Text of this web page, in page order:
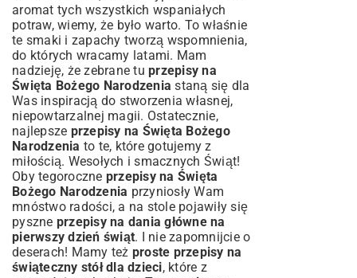
aromat tych wszystkich wspaniałych
potraw, wiemy, że było warto. To właśnie
te smaki i zapachy tworzą wspomnienia,
do których wracamy latami. Mam
nadzieję, że zebrane tu przepisy na
Święta Bożego Narodzenia staną się dla
Was inspiracją do stworzenia własnej,
niepowtarzalnej magii. Ostatecznie,
najlepsze przepisy na Święta Bożego
Narodzenia to te, które gotujemy z
miłością. Wesołych i smacznych Świąt!
Oby tegoroczne przepisy na Święta
Bożego Narodzenia przyniosły Wam
mnóstwo radości, a na stole pojawiły się
pyszne przepisy na dania główne na
pierwszy dzień świąt. I nie zapomnijcie o
deserach! Mamy też proste przepisy na
świąteczny stół dla dzieci, które z